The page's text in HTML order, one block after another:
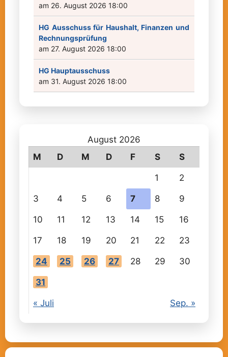
am 26. August 2026 18:00
HG Ausschuss für Haushalt, Finanzen und
Rechnungsprüfung
am 27. August 2026 18:00
HG Hauptausschuss
am 31. August 2026 18:00
August 2026
M
D M D F S S
1 2
3 4 5 6 7 8 9
10 11 12 13 14 15 16
17 18 19 20 21 22 23
24 25 26 27 28 29 30
31
« Juli Sep. »